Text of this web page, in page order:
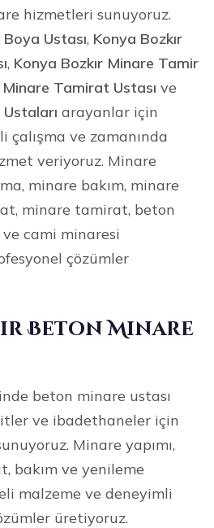
hizmetleri sunuyoruz.
Ustası, Konya Bozkır
, Konya Bozkır Minare Tamir
Minare Tamirat Ustası ve
arayanlar için
ve zamanında
veriyoruz. Minare
minare bakım, minare
minare tamirat, beton
cami minaresi
çözümler
Beton Minare
beton minare ustası
ve ibadethaneler için
Minare yapımı,
bakım ve yenileme
malzeme ve deneyimli
üretiyoruz.